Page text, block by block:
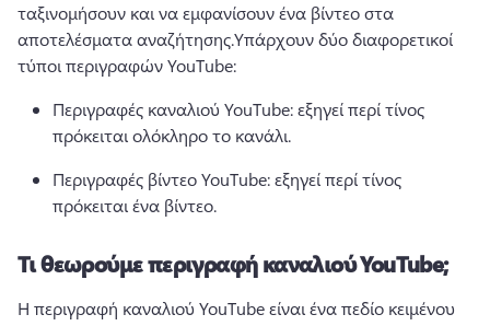
ταξινομήσουν και να εμφανίσουν ένα βίντεο στα
αποτελέσματα αναζήτησης.Υπάρχουν δύο διαφορετικοί
τύποι περιγραφών YouTube:
Περιγραφές καναλιού YouTube: εξηγεί περί τίνος
πρόκειται ολόκληρο το κανάλι.
Περιγραφές βίντεο YouTube: εξηγεί περί τίνος
πρόκειται ένα βίντεο.
Τι θεωρούμε περιγραφή καναλιού YouTube;
Η περιγραφή καναλιού YouTube είναι ένα πεδίο κειμένου